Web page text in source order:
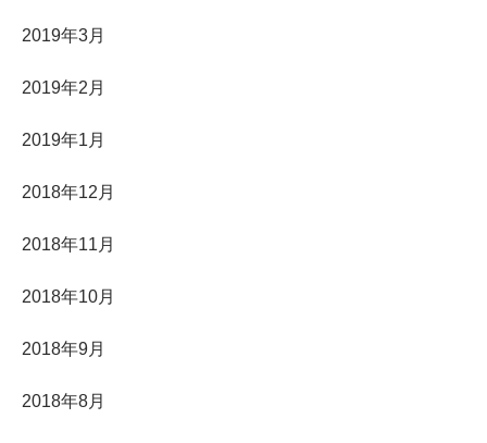
2019年3月
2019年2月
2019年1月
2018年12月
2018年11月
2018年10月
2018年9月
2018年8月